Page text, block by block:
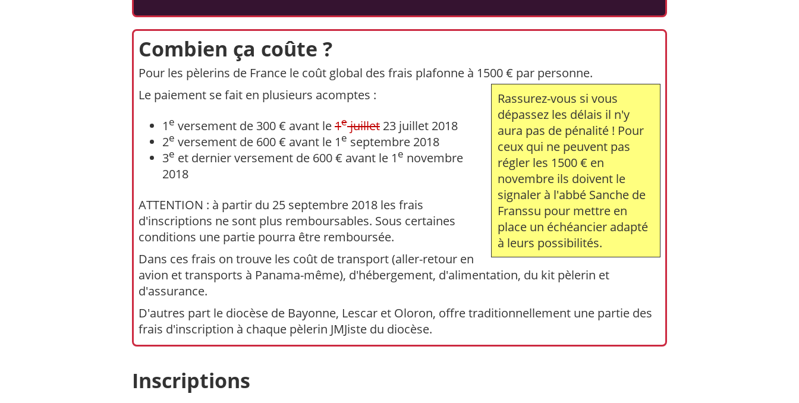
Combien ça coûte ?
Pour les pèlerins de France le coût global des frais plafonne à 1500 € par personne.
Rassurez-vous si vous
dépassez les délais il n'y
aura pas de pénalité ! Pour
ceux qui ne peuvent pas
régler les 1500 € en
novembre ils doivent le
signaler à l'abbé Sanche de
Franssu pour mettre en
place un échéancier adapté
à leurs possibilités.
Le paiement se fait en plusieurs acomptes :
1 e versement de 300 € avant le1ejuillet 23 juillet 2018
2e versement de 600 € avant le 1 e septembre 2018
3e et dernier versement de 600 € avant le 1 e novembre
2018
ATTENTION : à partir du 25 septembre 2018 les frais
d'inscriptions ne sont plus remboursables. Sous certaines
conditions une partie pourra être remboursée.
Dans ces frais on trouve les coût de transport (aller-retour en
avion et transports à Panama-même), d'hébergement, d'alimentation, du kit pèlerin et
d'assurance.
D'autres part le diocèse de Bayonne, Lescar et Oloron, offre traditionnellement une partie des
frais d'inscription à chaque pèlerin JMJiste du diocèse.
Inscriptions